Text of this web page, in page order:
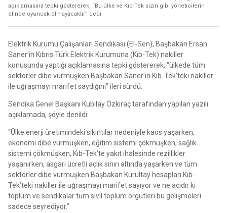
açıklamasına tepki göstererek, “Bu ülke ve Kıb-Tek sizin gibi yöneticilerin
elinde oyuncak olmayacaktır” dedi.
Elektrik Kurumu Çalışanları Sendikası (El-Sen), Başbakan Ersan
Saner’in Kıbrıs Türk Elektrik Kurumuna (Kıb-Tek) nakiller
konusunda yaptığı açıklamasına tepki göstererek, “ülkede tüm
sektörler dibe vurmuşken Başbakan Saner’in Kıb-Tek’teki nakiller
ile uğraşmayı marifet saydığını” ileri sürdü.
Sendika Genel Başkanı Kubilay Özkıraç tarafından yapılan yazılı
açıklamada, şöyle denildi:
“Ülke enerji üretimindeki sıkıntılar nedeniyle kaos yaşarken,
ekonomi dibe vurmuşken, eğitim sistemi çökmüşken, sağlık
sistemi çökmüşken, Kıb-Tek’te yakıt ihalesinde rezillikler
yaşanırken, asgari ücretli açlık sınırı altında yaşarken ve tüm
sektörler dibe vurmuşken Başbakan Kurultay hesapları Kıb-
Tek’teki nakiller ile uğraşmayı marifet sayıyor ve ne acıdır ki
toplum ve sendikalar tüm sivil toplum örgütleri bu gelişmeleri
sadece seyrediyor.”